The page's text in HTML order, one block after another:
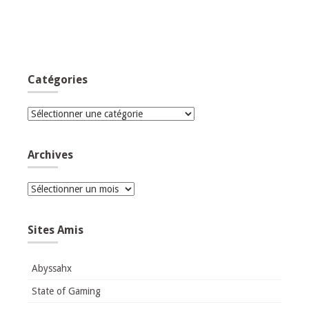
Catégories
Catégories
Archives
Archives
Sites Amis
Abyssahx
State of Gaming